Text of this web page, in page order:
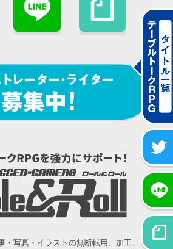
・写真・イラストの無断転用、加工、